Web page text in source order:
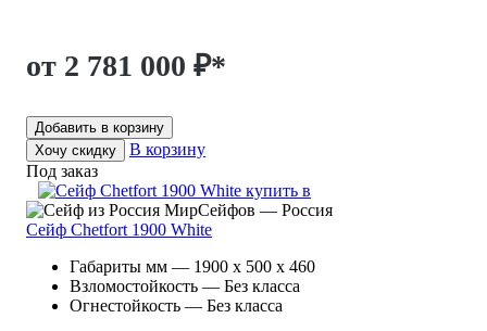
от 2 781 000 ₽*
Добавить в корзину
Хочу скидку
В корзину
Под заказ
МирСейфов — Россия
Сейф Chetfort 1900 White
Габариты мм — 1900 x 500 x 460
Взломостойкость — Без класса
Огнестойкость — Без класса